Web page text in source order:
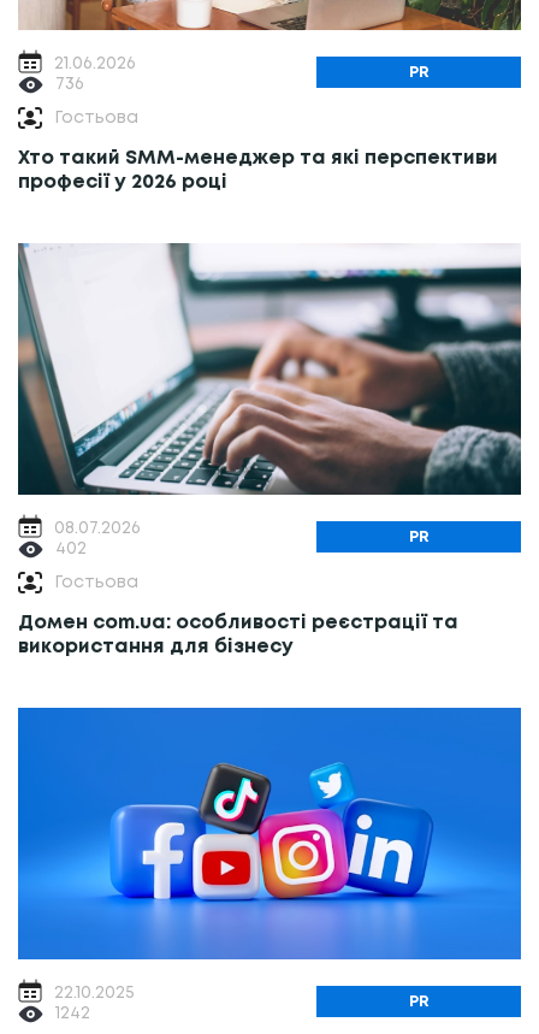
21.06.2026
736
PR
Гостьова
Хто такий SMM-менеджер та які перспективи
професії у 2026 році
08.07.2026
402
PR
Гостьова
Домен com.ua: особливості реєстрації та
використання для бізнесу
22.10.2025
1242
PR